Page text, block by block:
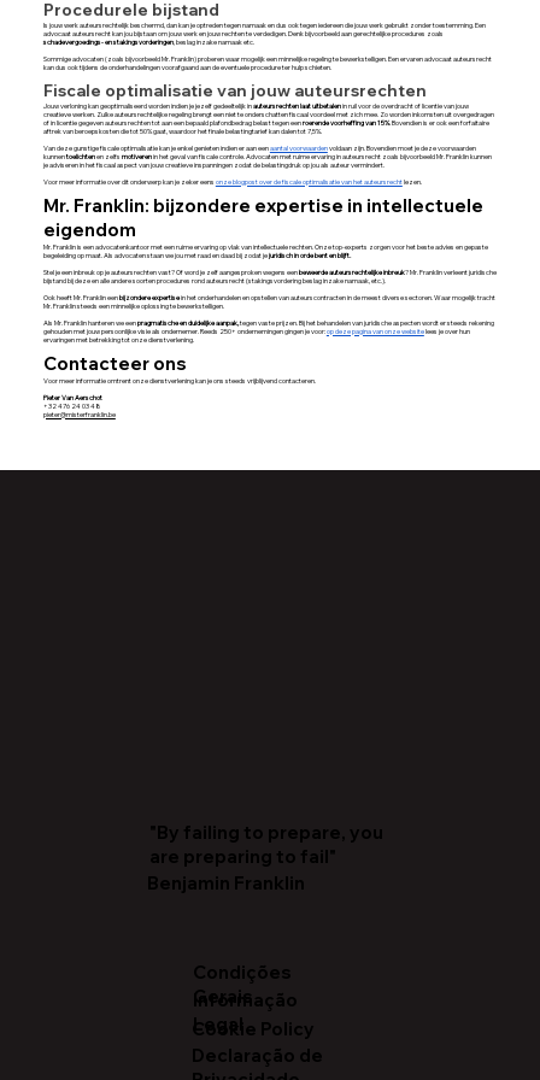
Procedurele bijstand
​Is jouw werk auteursrechtelijk beschermd, dan kan je optreden tegen namaak en dus ook tegen iedereen die jouw werk gebruikt zonder toestemming. Een
advocaat auteursrecht kan jou bijstaan om jouw werk en jouw rechten te verdedigen. Denk bijvoorbeeld aan gerechtelijke procedures zoals
schadevergoedings- en stakingsvorderingen, beslag inzake namaak etc.
Sommige advocaten (zoals bijvoorbeeld Mr. Franklin) proberen waar mogelijk een minnelijke regeling te bewerkstelligen. Een ervaren advocaat auteursrecht
kan dus ook tijdens de onderhandelingen voorafgaand aan de eventuele procedure ter hulp schieten.
Fiscale optimalisatie van jouw auteursrechten
Jouw verloning kan geoptimaliseerd worden indien je jezelf gedeeltelijk inauteursrechten laat uitbetalenin ruil voor de overdracht of licentie van jouw
creatieve werken. Zulke auteursrechtelijke regeling brengt een niet te onderschatten fiscaal voordeel met zich mee. Zo worden inkomsten uit overgedragen
of in licentie gegeven auteursrechten tot aan een bepaald plafondbedrag belast tegen eenroerende voorheffing van 15%. Bovendien is er ook een forfaitaire
aftrek van beroepskosten die tot 50% gaat, waardoor het finale belastingtarief kan dalen tot 7,5%.
Van deze gunstige fiscale optimalisatie kan je enkel genieten indien er aan eenaantal voorwaardenvoldaan zijn. Bovendien moet je deze voorwaarden
kunnentoelichtenen zelfs motiverenin het geval van fiscale controle. ​Advocaten met ruime ervaring in auteursrecht zoals bijvoorbeeld Mr. Franklin kunnen
je adviseren in het fiscaal aspect van jouw creatieve inspanningen zodat de belastingdruk op jou als auteur vermindert.
Voor meer informatie over dit onderwerp kan je zeker eens onze blogpost over de fiscale optimalisatie van het auteursrechtlezen.
Mr. Franklin: bijzondere expertise in intellectuele
eigendom
Mr. Franklin is een advocatenkantoor met een ruime ervaring op vlak van intellectuele rechten. Onze top-experts zorgen voor het beste advies en gepaste
begeleiding op maat. Als advocaten staan we jou met raad en daad bij zodat jejuridisch in orde bent en blijft.
Stel je een inbreuk op je auteursrechten vast? Of word je zelf aangesproken wegens eenbeweerde auteursrechtelijke inbreuk? Mr. Franklin verleent juridische
bijstand bij deze en alle andere soorten procedures rond auteursrecht (stakingsvordering beslag inzake namaak, etc.).
Ook heeft Mr. Franklin eenbijzondere expertisein het onderhandelen en opstellen van auteurscontracten in de meest diverse sectoren. Waar mogelijk tracht
Mr. Franklin steeds een minnelijke oplossing te bewerkstelligen.
Als Mr. Franklin hanteren we eenpragmatische en duidelijke aanpak, tegen vaste prijzen. Bij het behandelen van juridische aspecten wordt er steeds rekening
gehouden met jouw persoonlijke visie als ondernemer. Reeds 250+ ondernemingen gingen je voor:op deze pagina van onze websitelees je over hun
ervaringen met betrekking tot onze dienstverlening.
Contacteer ons
Voor meer informatie omtrent onze dienstverlening kan je ons steeds vrijblijvend contacteren.
​Pieter Van Aerschot
+32 476 24 03 48
pieter@misterfranklin.be
Benjamin Franklin
"By failing to prepare, you
are preparing to fail"
Condições
Gerais
Informação
Legal
Declaração de
Cookie Policy